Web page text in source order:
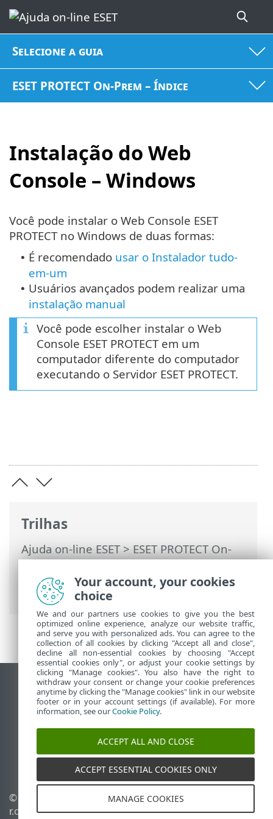
Selecione a guia
ESET PROTECT On-Prem – Índice
Instalação do Web
Console – Windows
Trilhas
Ajuda on-line ESET>ESET PROTECT On-
Prem>Instalar>Instalação de
componente no Windows > Instalação do
Web Console – Windows
Você pode instalar o Web Console ESET
PROTECT no Windows de duas formas:
• É recomendado usar o Instalador tudo-
em-um
• Usuários avançados podem realizar uma
instalação manual
Você pode escolher instalar o Web
Console ESET PROTECT em um
computador diferente do computador
executando o Servidor ESET PROTECT.
Ver site para desktop
End of Life
Base de conhecimento ESET
Fórum ESET
ESET Status Portal
Suporte regional
© 1992 - 2026 ESET, spol. s
r.o. - Todos os direitos
Gerenciar cookies
Política de cookies
Your account, your cookies
choice
We and our partners use cookies to give you the best
optimized online experience, analyze our website traffic,
and serve you with personalized ads. You can agree to the
collection of all cookies by clicking "Accept all and close",
decline all non-essential cookies by choosing "Accept
essential cookies only", or adjust your cookie settings by
clicking "Manage cookies". You also have the right to
withdraw your consent or change your cookie preferences
anytime by clicking the "Manage cookies" link in our website
footer or in your account settings (if available). For more
information, see ourCookie Policy.
ACCEPT ALL AND CLOSE
ACCEPT ESSENTIAL COOKIES ONLY
MANAGE COOKIES